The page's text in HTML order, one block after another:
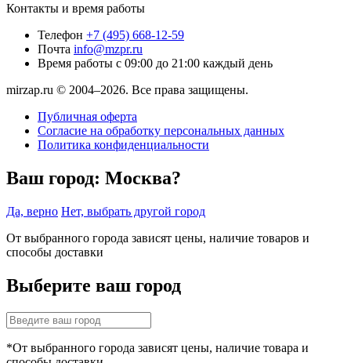
Контакты и время работы
Телефон +7 (495) 668-12-59
Почта info@mzpr.ru
Время работы с 09:00 до 21:00 каждый день
mirzap.ru © 2004–2026. Все права защищены.
Публичная оферта
Согласие на обработку персональных данных
Политика конфиденциальности
Ваш город: Москва?
Да, верно Нет, выбрать другой город
От выбранного города зависят цены, наличие товаров и
способы доставки
Выберите ваш город
*От выбранного города зависят цены, наличие товара и